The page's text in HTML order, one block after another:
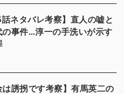
話ネタバレ考察】直人の嘘と
の事件…淳一の手洗いが示す
は誘拐です考察】有馬英二の